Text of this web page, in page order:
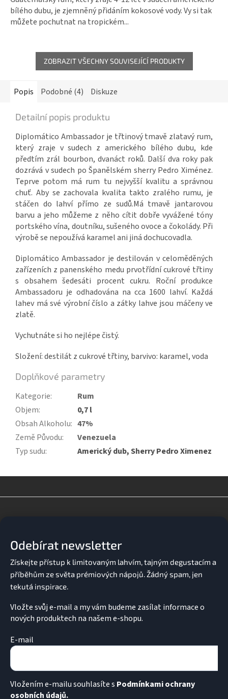
bílého dubu, je zjemněný přidáním kokosové vody. Vy si tak
můžete pochutnat na tropickém...
ZOBRAZIT VŠECHNY SOUVISEJÍCÍ PRODUKTY
Popis Podobné (4) Diskuze
Detailní popis produktu
Diplomático Ambassador je třtinový tmavě zlatavý rum,
který zraje v sudech z amerického bílého dubu, kde
předtím zrál bourbon, dvanáct roků. Další dva roky pak
dozrává v sudech po Španělském sherry Pedro Ximénez.
Teprve potom má rum tu nejvyšší kvalitu a správnou
chuť. Aby se zachovala kvalita takto zralého rumu, je
stáčen do lahví přímo ze sudů.Má tmavě jantarovou
barvu a jeho můžeme z něho cítit dobře vyvážené tóny
portského vína, doutníku, sušeného ovoce a čokolády. Při
výrobě se nepoužívá karamel ani jiná dochucovadla.
Diplomático Ambassador je destilován v celoměděných
zařízeních z panenského medu prvotřídní cukrové třtiny
s obsahem šedesáti procent cukru. Roční produkce
Ambassadoru je odhadována na cca 1600 lahví. Každá
lahev má své výrobní číslo a zátky lahve jsou máčeny ve
zlatě.
Vychutnáte si ho nejlépe čistý.
Složení:destilát z cukrové třtiny, barvivo: karamel, voda
Doplňkové parametry
Kategorie:
Rum
Objem:
0,7 l
Obsah Alkoholu: 47%
Země Původu:
Venezuela
Typ sudu: Americký dub, Sherry Pedro Ximenez
Odebírat newsletter
Vložte svůj e-mail a my vám budeme zasílat informace o
nových produktech na našem e-shopu.
E-mail
Vložením e-mailu souhlasíte s Podmínkami ochrany
osobních údajů.